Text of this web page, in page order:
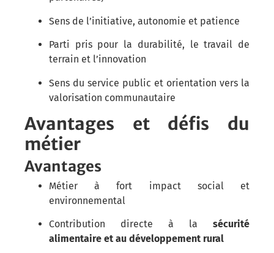
Sens de l’initiative, autonomie et patience
Parti pris pour la durabilité, le travail de
terrain et l’innovation
Sens du service public et orientation vers la
valorisation communautaire
Avantages et défis du
métier
Avantages
Métier à fort impact social et
environnemental
Contribution directe à la sécurité
alimentaire et au développement rural